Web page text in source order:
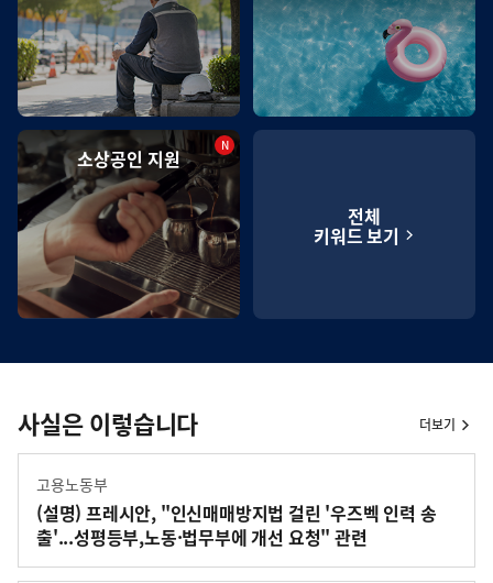
소상공인 지원
최
신
글
N
전체
키워드 보기
사실은 이렇습니다
고용노동부
(설명) 프레시안, "인신매매방지법 걸린 '우즈벡 인력 송
출'...성평등부,노동·법무부에 개선 요청" 관련
더보기